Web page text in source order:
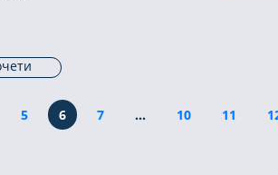
5 6 7 ... 10 11